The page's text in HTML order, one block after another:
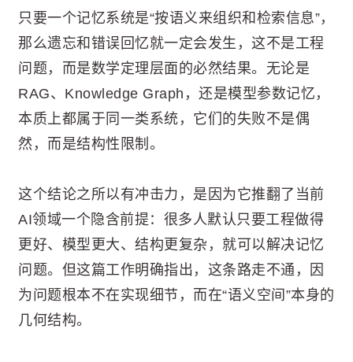
只要一个记忆系统是“按语义来组织和检索信息”，
那么遗忘和错误回忆就一定会发生，这不是工程
问题，而是数学定理层面的必然结果。无论是
RAG、Knowledge Graph，还是模型参数记忆，
本质上都属于同一类系统，它们的失败不是偶
然，而是结构性限制。
这个结论之所以有冲击力，是因为它推翻了当前
AI领域一个隐含前提：很多人默认只要工程做得
更好、模型更大、结构更复杂，就可以解决记忆
问题。但这篇工作明确指出，这条路走不通，因
为问题根本不在实现细节，而在“语义空间”本身的
几何结构。